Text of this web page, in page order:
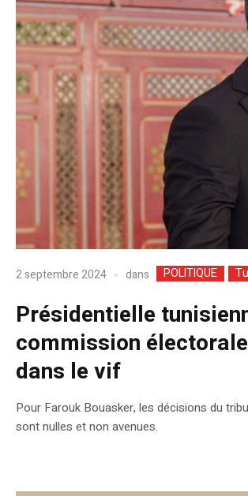
2 septembre 2024 dans POLITIQUE
Présidentielle
commission
dans le vif
Pour Farouk Bouasker, les décisions du
sont nulles et non avenues.